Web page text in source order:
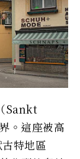
Sankt
。這座被高
特地區